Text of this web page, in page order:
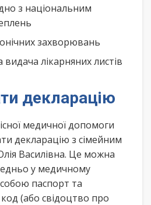
з національним
захворювань
лікарняних листів
декларацію
медичної допомоги
декларацію з сімейним
Василівна. Це можна
у медичному
паспорт та
(або свідоцтво про